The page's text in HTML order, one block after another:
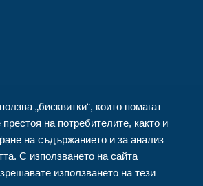
„бисквитки“, които помагат
на потребителите, както и
на съдържанието и за анализ
С използването на сайта
използването на тези